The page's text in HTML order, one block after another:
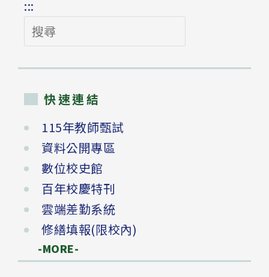
:::
搜
尋
快速連結
115年教師甄試
資料公開專區
數位校史館
百年校慶特刊
雲端差勤系統
修繕填報(限校內)
-MORE-